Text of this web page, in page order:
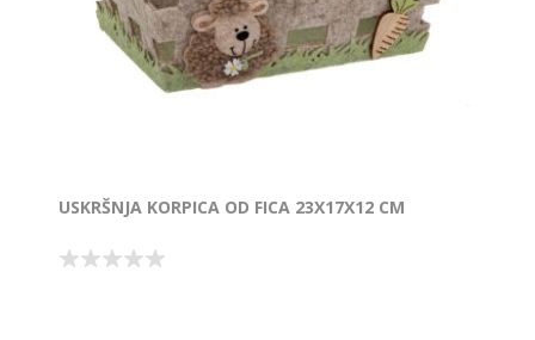
USKRŠNJA KORPICA OD FICA 23X17X12 CM